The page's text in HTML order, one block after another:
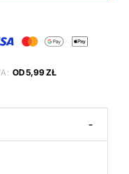
OD 5,99 ZŁ
-